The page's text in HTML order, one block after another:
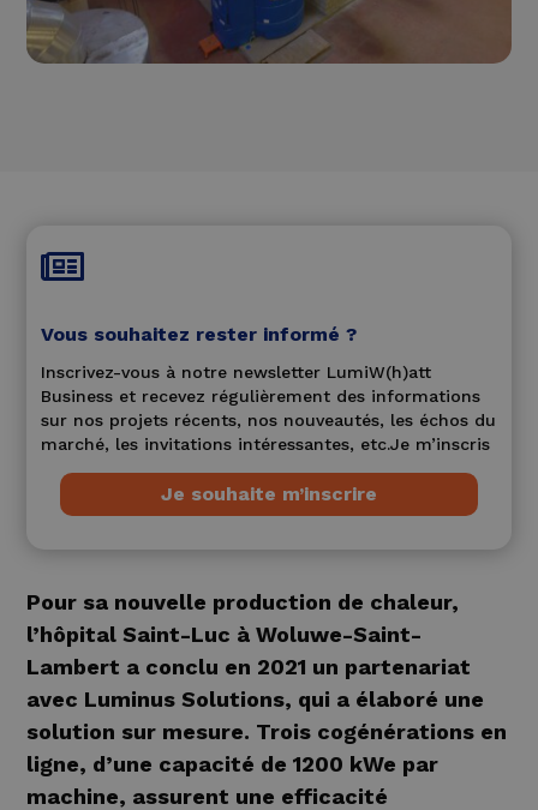

Vous souhaitez rester informé ?
Inscrivez-vous à notre newsletter LumiW(h)att
Business et recevez régulièrement des informations
sur nos projets récents, nos nouveautés, les échos du
marché, les invitations intéressantes, etc.Je m’inscris
Je souhaite m’inscrire
Pour sa nouvelle production de chaleur,
l’hôpital Saint-Luc à Woluwe-Saint-
Lambert a conclu en 2021 un partenariat
avec Luminus Solutions, qui a élaboré une
solution sur mesure. Trois cogénérations en
ligne, d’une capacité de 1200 kWe par
machine, assurent une efficacité